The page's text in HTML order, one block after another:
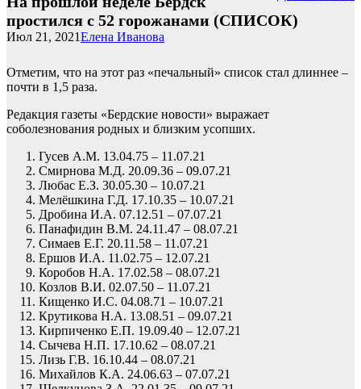
простился с 52 горожанами (СПИСОК)
Елена Иванова
Июл 21, 2021
Отметим, что на этот раз «печальный» список стал длиннее –
почти в 1,5 раза.
Редакция газеты «Бердские новости» выражает
соболезнования родных и близким усопших.
Гусев А.М. 13.04.75 – 11.07.21
Смирнова М.Д. 20.09.36 – 09.07.21
Любас Е.З. 30.05.30 – 10.07.21
Мелёшкина Г.Д. 17.10.35 – 10.07.21
Дробина И.А. 07.12.51 – 07.07.21
Панафидин В.М. 24.11.47 – 08.07.21
Симаев Е.Г. 20.11.58 – 11.07.21
Ершов И.А. 11.02.75 – 12.07.21
Коробов Н.А. 17.02.58 – 08.07.21
Козлов В.И. 02.07.50 – 11.07.21
Кищенко И.С. 04.08.71 – 10.07.21
Крутикова Н.А. 13.08.51 – 09.07.21
Кирпиченко Е.П. 19.09.40 – 12.07.21
Сычева Н.П. 17.10.62 – 08.07.21
Лизь Г.В. 16.10.44 – 08.07.21
Михайлов К.А. 24.06.63 – 07.07.21